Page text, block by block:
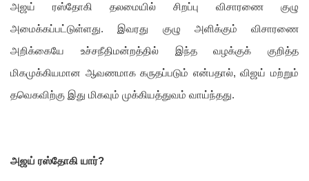
அஜய் ரஸ்தோகி தலமையில் சிறப்பு விசாரணை குழு
அமைக்கப்பட்டுள்ளது. இவரது குழு அளிக்கும் விசாரணை
அறிக்கையே உச்சநீதிமன்றத்தில் இந்த வழக்குக் குறித்த
மிகமுக்கியமான ஆவணமாக கருதப்படும் என்பதால், விஜய் மற்றும்
தவெகவிற்கு இது மிகவும் முக்கியத்துவம் வாய்ந்தது.
அஜய் ரஸ்தோகி யார்?